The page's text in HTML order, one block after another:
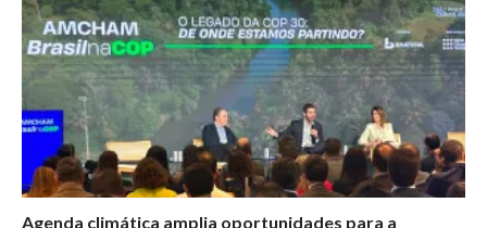
Agenda climática amplia oportunidades para a